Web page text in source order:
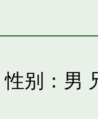
性别：男